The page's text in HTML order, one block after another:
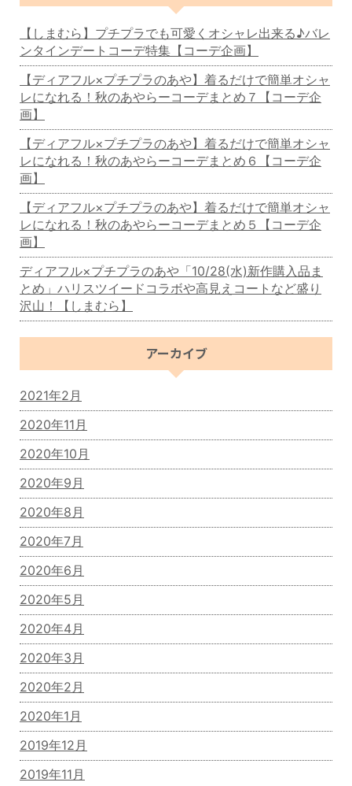
【しまむら】プチプラでも可愛くオシャレ出来る♪バレ
ンタインデートコーデ特集【コーデ企画】
【ディアフル×プチプラのあや】着るだけで簡単オシャ
レになれる！秋のあやらーコーデまとめ７【コーデ企
画】
【ディアフル×プチプラのあや】着るだけで簡単オシャ
レになれる！秋のあやらーコーデまとめ６【コーデ企
画】
【ディアフル×プチプラのあや】着るだけで簡単オシャ
レになれる！秋のあやらーコーデまとめ５【コーデ企
画】
ディアフル×プチプラのあや「10/28(水)新作購入品ま
とめ」ハリスツイードコラボや高見えコートなど盛り
沢山！【しまむら】
アーカイブ
2021年2月
2020年11月
2020年10月
2020年9月
2020年8月
2020年7月
2020年6月
2020年5月
2020年4月
2020年3月
2020年2月
2020年1月
2019年12月
2019年11月